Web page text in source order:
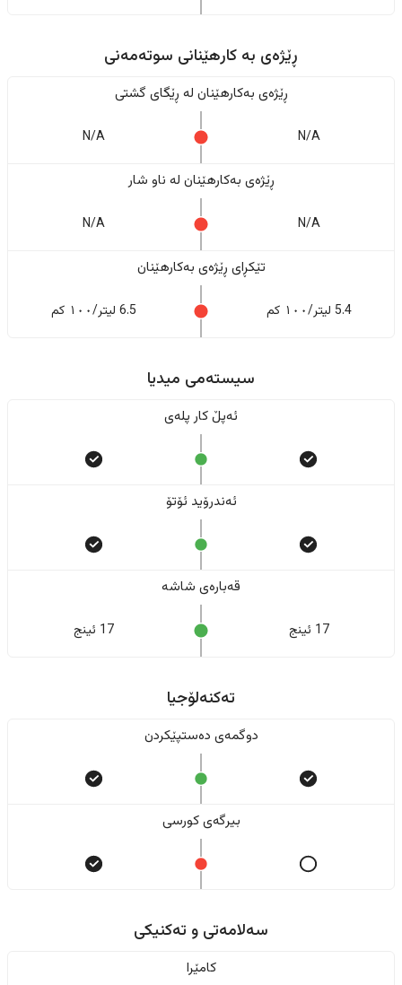
ڕێژەى به کارهێنانی سوتەمەنی
ڕێژەى بەکارهێنان له ڕێگای گشتی
N/A
N/A
ڕێژەى بەکارهێنان له ناو شار
N/A
N/A
تێکڕای ڕێژەى بەکارهێنان
5.4 لیتر/١٠٠ کم 6.5 لیتر/١٠٠ کم
سیستەمی میدیا
ئەپڵ کار پلەی
ئەندرۆید ئۆتۆ
قەبارەی شاشە
17 ئینج 17 ئینج
تەکنەلۆجیا
دوگمەی دەستپێکردن
بیرگەی کورسی
سەلامەتی و تەکنیکی
کامێرا